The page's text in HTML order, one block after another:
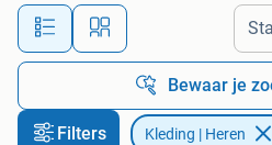
Alle
Bewaar je
Filters Kleding | Heren